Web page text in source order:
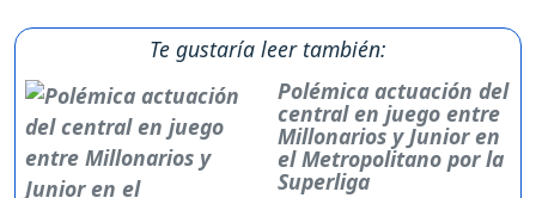
Te gustaría leer también:
Polémica actuación del
central en juego entre
Millonarios y Junior en
el Metropolitano por la
Superliga